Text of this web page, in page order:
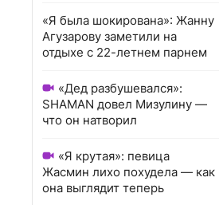
«Я была шокирована»: Жанну
Агузарову заметили на
отдыхе с 22-летнем парнем
«Дед разбушевался»:
SHAMAN довел Мизулину —
что он натворил
«Я крутая»: певица
Жасмин лихо похудела — как
она выглядит теперь